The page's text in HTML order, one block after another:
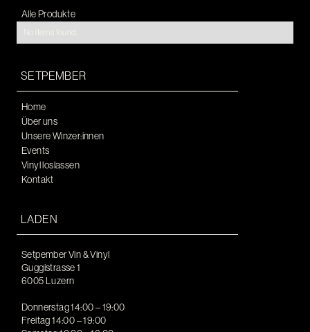
Alle Produkte
No items found.
SETPEMBER
Home
Über uns
Unsere Winzer:innen
Events
Vinyl loslassen
Kontakt
LADEN
Setpember Vin & Vinyl
Guggistrasse 1
6005 Luzern
Donnerstag 14:00 – 19:00
Freitag 14:00 – 19:00